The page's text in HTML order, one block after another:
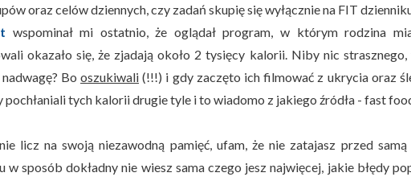
oraz celów dziennych, czy zadań skupię się wyłącznie na FIT
wspominał mi ostatnio, że oglądał program, w którym rodzina
okazało się, że zjadają około 2 tysięcy kalorii. Niby nic
Booszukiwali (!!!) i gdy zaczęto ich filmować z ukrycia oraz
pochłaniali tych kalorii drugie tyle i to wiadomo z jakiego źródła - fast
licz na swoją niezawodną pamięć, ufam, że nie zatajasz przed
w sposób dokładny nie wiesz sama czego jesz najwięcej, jakie błędy